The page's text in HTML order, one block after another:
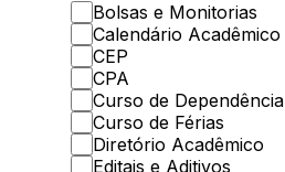
Bolsas e Monitorias
Calendário Acadêmico
CEP
CPA
Curso de Dependência
Curso de Férias
Diretório Acadêmico
Editais e Aditivos